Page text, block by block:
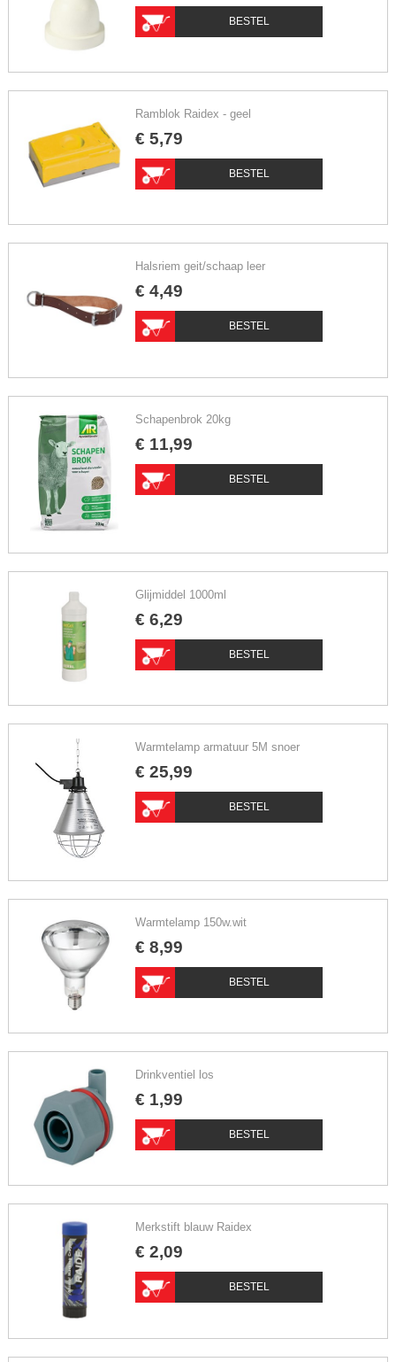
BESTEL
Ramblok Raidex - geel
€ 5,79
BESTEL
Halsriem geit/schaap leer
€ 4,49
BESTEL
Schapenbrok 20kg
€ 11,99
BESTEL
Glijmiddel 1000ml
€ 6,29
BESTEL
Warmtelamp armatuur 5M snoer
€ 25,99
BESTEL
Warmtelamp 150w.wit
€ 8,99
BESTEL
Drinkventiel los
€ 1,99
BESTEL
Merkstift blauw Raidex
€ 2,09
BESTEL